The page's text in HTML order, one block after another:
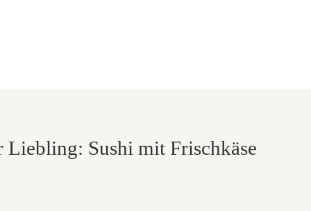
Liebling: Sushi mit Frischkäse